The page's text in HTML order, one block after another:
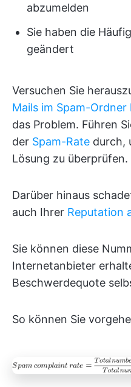
abzumelden
Sie haben die
geändert
Versuchen Sie
Mails im Spam-Ordner
das Problem. Führen
der Spam-Rate durch,
Lösung zu überprüfen.
Darüber hinaus
auch Ihrer Reputation
Sie können diese
Internetanbieter
Beschwerdequote
So können Sie